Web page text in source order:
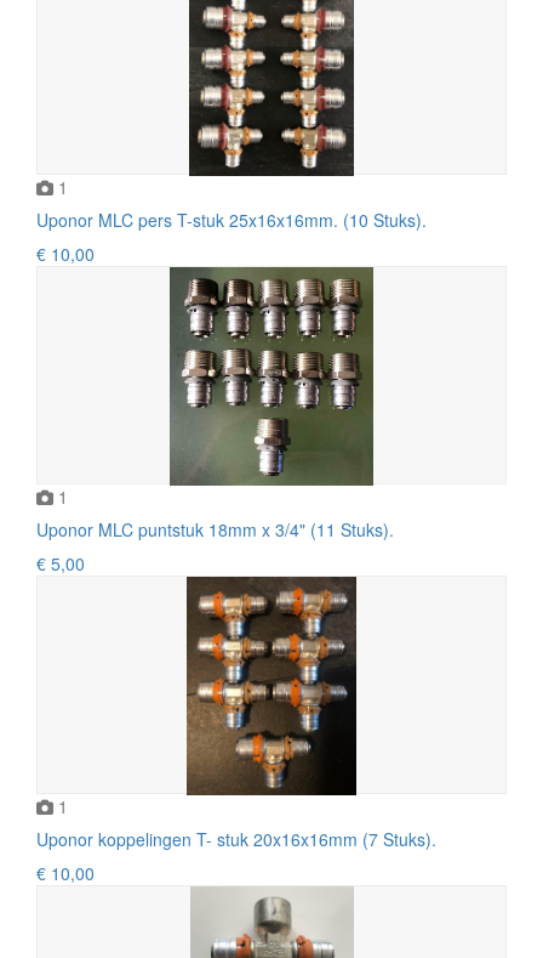
1
Uponor MLC pers T-stuk 25x16x16mm. (10 Stuks).
€ 10,00
1
Uponor MLC puntstuk 18mm x 3/4" (11 Stuks).
€ 5,00
1
Uponor koppelingen T- stuk 20x16x16mm (7 Stuks).
€ 10,00